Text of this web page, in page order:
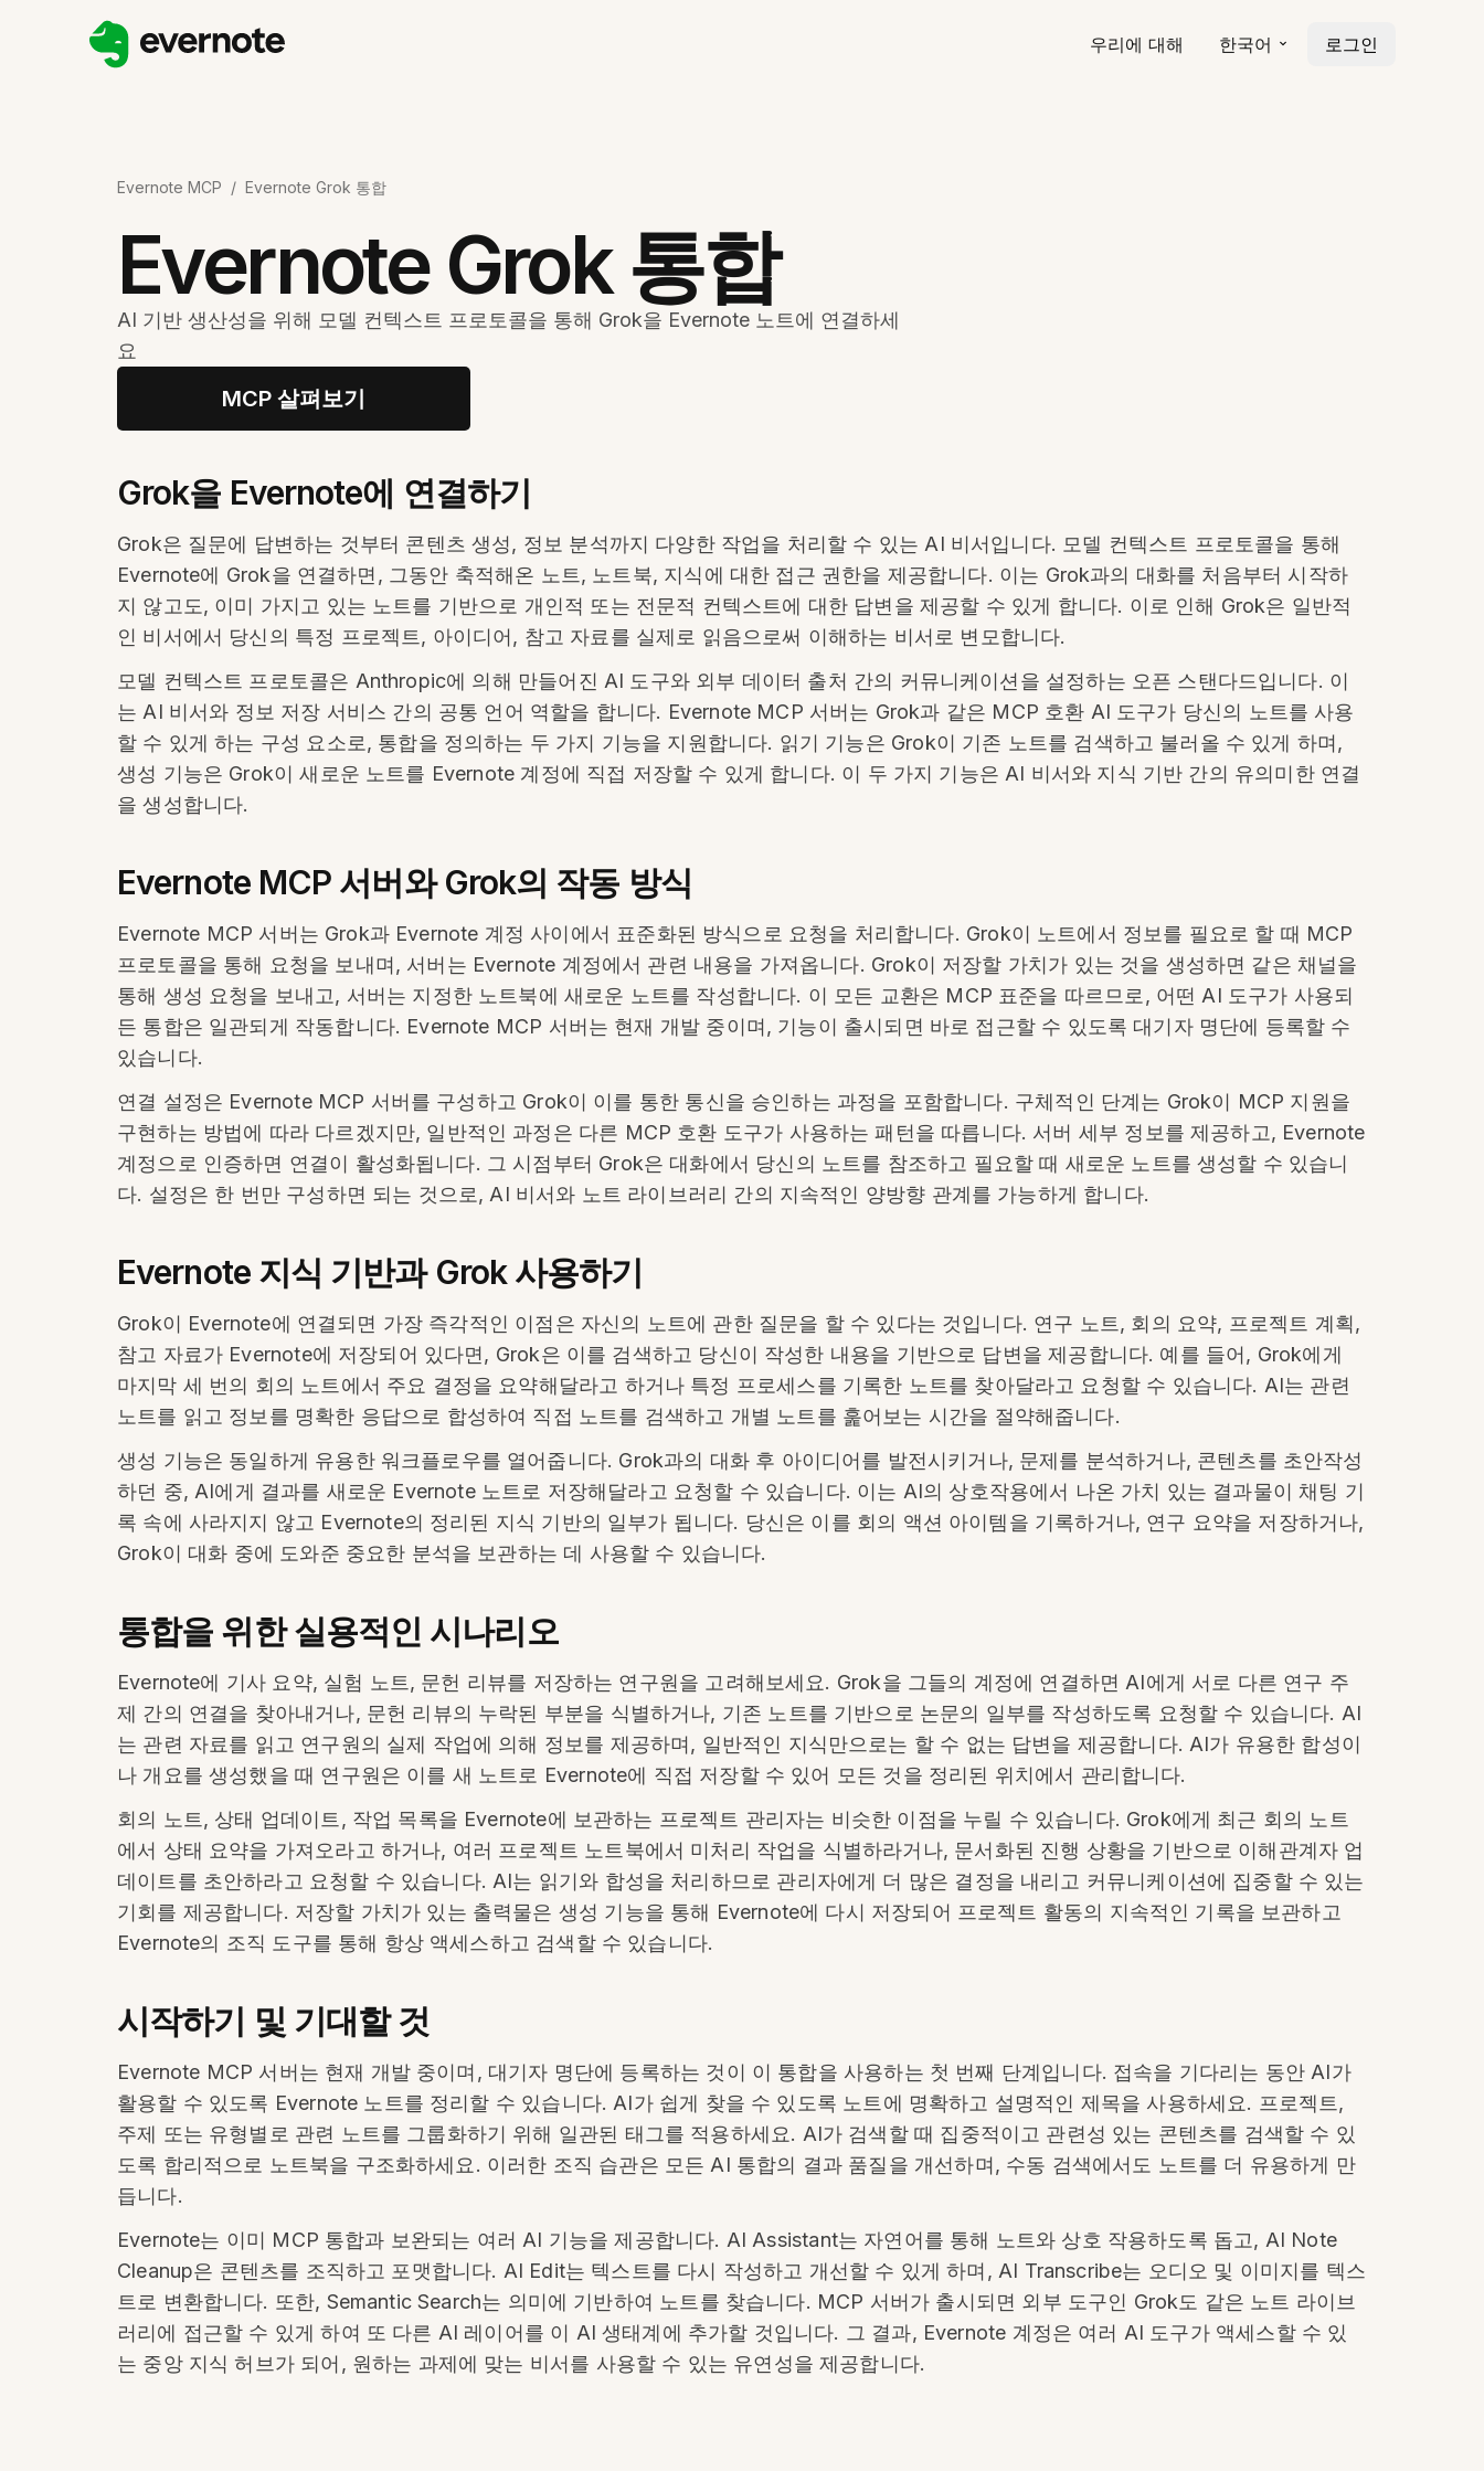
우리에 대해 한국어 로그인
Evernote MCP / Evernote Grok 통합
Evernote Grok 통합
AI 기반 생산성을 위해 모델 컨텍스트 프로토콜을 통해 Grok을 Evernote 노트에 연결하세
요
MCP 살펴보기
Grok을 Evernote에 연결하기
Grok은 질문에 답변하는 것부터 콘텐츠 생성, 정보 분석까지 다양한 작업을 처리할 수 있는 AI 비서입니다. 모델 컨텍스트 프로토콜을 통해
Evernote에 Grok을 연결하면, 그동안 축적해온 노트, 노트북, 지식에 대한 접근 권한을 제공합니다. 이는 Grok과의 대화를 처음부터 시작하
지 않고도, 이미 가지고 있는 노트를 기반으로 개인적 또는 전문적 컨텍스트에 대한 답변을 제공할 수 있게 합니다. 이로 인해 Grok은 일반적
인 비서에서 당신의 특정 프로젝트, 아이디어, 참고 자료를 실제로 읽음으로써 이해하는 비서로 변모합니다.
모델 컨텍스트 프로토콜은 Anthropic에 의해 만들어진 AI 도구와 외부 데이터 출처 간의 커뮤니케이션을 설정하는 오픈 스탠다드입니다. 이
는 AI 비서와 정보 저장 서비스 간의 공통 언어 역할을 합니다. Evernote MCP 서버는 Grok과 같은 MCP 호환 AI 도구가 당신의 노트를 사용
할 수 있게 하는 구성 요소로, 통합을 정의하는 두 가지 기능을 지원합니다. 읽기 기능은 Grok이 기존 노트를 검색하고 불러올 수 있게 하며,
생성 기능은 Grok이 새로운 노트를 Evernote 계정에 직접 저장할 수 있게 합니다. 이 두 가지 기능은 AI 비서와 지식 기반 간의 유의미한 연결
을 생성합니다.
Evernote MCP 서버와 Grok의 작동 방식
Evernote MCP 서버는 Grok과 Evernote 계정 사이에서 표준화된 방식으로 요청을 처리합니다. Grok이 노트에서 정보를 필요로 할 때 MCP
프로토콜을 통해 요청을 보내며, 서버는 Evernote 계정에서 관련 내용을 가져옵니다. Grok이 저장할 가치가 있는 것을 생성하면 같은 채널을
통해 생성 요청을 보내고, 서버는 지정한 노트북에 새로운 노트를 작성합니다. 이 모든 교환은 MCP 표준을 따르므로, 어떤 AI 도구가 사용되
든 통합은 일관되게 작동합니다. Evernote MCP 서버는 현재 개발 중이며, 기능이 출시되면 바로 접근할 수 있도록 대기자 명단에 등록할 수
있습니다.
연결 설정은 Evernote MCP 서버를 구성하고 Grok이 이를 통한 통신을 승인하는 과정을 포함합니다. 구체적인 단계는 Grok이 MCP 지원을
구현하는 방법에 따라 다르겠지만, 일반적인 과정은 다른 MCP 호환 도구가 사용하는 패턴을 따릅니다. 서버 세부 정보를 제공하고, Evernote
계정으로 인증하면 연결이 활성화됩니다. 그 시점부터 Grok은 대화에서 당신의 노트를 참조하고 필요할 때 새로운 노트를 생성할 수 있습니
다. 설정은 한 번만 구성하면 되는 것으로, AI 비서와 노트 라이브러리 간의 지속적인 양방향 관계를 가능하게 합니다.
Evernote 지식 기반과 Grok 사용하기
Grok이 Evernote에 연결되면 가장 즉각적인 이점은 자신의 노트에 관한 질문을 할 수 있다는 것입니다. 연구 노트, 회의 요약, 프로젝트 계획,
참고 자료가 Evernote에 저장되어 있다면, Grok은 이를 검색하고 당신이 작성한 내용을 기반으로 답변을 제공합니다. 예를 들어, Grok에게
마지막 세 번의 회의 노트에서 주요 결정을 요약해달라고 하거나 특정 프로세스를 기록한 노트를 찾아달라고 요청할 수 있습니다. AI는 관련
노트를 읽고 정보를 명확한 응답으로 합성하여 직접 노트를 검색하고 개별 노트를 훑어보는 시간을 절약해줍니다.
생성 기능은 동일하게 유용한 워크플로우를 열어줍니다. Grok과의 대화 후 아이디어를 발전시키거나, 문제를 분석하거나, 콘텐츠를 초안작성
하던 중, AI에게 결과를 새로운 Evernote 노트로 저장해달라고 요청할 수 있습니다. 이는 AI의 상호작용에서 나온 가치 있는 결과물이 채팅 기
록 속에 사라지지 않고 Evernote의 정리된 지식 기반의 일부가 됩니다. 당신은 이를 회의 액션 아이템을 기록하거나, 연구 요약을 저장하거나,
Grok이 대화 중에 도와준 중요한 분석을 보관하는 데 사용할 수 있습니다.
통합을 위한 실용적인 시나리오
Evernote에 기사 요약, 실험 노트, 문헌 리뷰를 저장하는 연구원을 고려해보세요. Grok을 그들의 계정에 연결하면 AI에게 서로 다른 연구 주
제 간의 연결을 찾아내거나, 문헌 리뷰의 누락된 부분을 식별하거나, 기존 노트를 기반으로 논문의 일부를 작성하도록 요청할 수 있습니다. AI
는 관련 자료를 읽고 연구원의 실제 작업에 의해 정보를 제공하며, 일반적인 지식만으로는 할 수 없는 답변을 제공합니다. AI가 유용한 합성이
나 개요를 생성했을 때 연구원은 이를 새 노트로 Evernote에 직접 저장할 수 있어 모든 것을 정리된 위치에서 관리합니다.
회의 노트, 상태 업데이트, 작업 목록을 Evernote에 보관하는 프로젝트 관리자는 비슷한 이점을 누릴 수 있습니다. Grok에게 최근 회의 노트
에서 상태 요약을 가져오라고 하거나, 여러 프로젝트 노트북에서 미처리 작업을 식별하라거나, 문서화된 진행 상황을 기반으로 이해관계자 업
데이트를 초안하라고 요청할 수 있습니다. AI는 읽기와 합성을 처리하므로 관리자에게 더 많은 결정을 내리고 커뮤니케이션에 집중할 수 있는
기회를 제공합니다. 저장할 가치가 있는 출력물은 생성 기능을 통해 Evernote에 다시 저장되어 프로젝트 활동의 지속적인 기록을 보관하고
Evernote의 조직 도구를 통해 항상 액세스하고 검색할 수 있습니다.
시작하기 및 기대할 것
Evernote MCP 서버는 현재 개발 중이며, 대기자 명단에 등록하는 것이 이 통합을 사용하는 첫 번째 단계입니다. 접속을 기다리는 동안 AI가
활용할 수 있도록 Evernote 노트를 정리할 수 있습니다. AI가 쉽게 찾을 수 있도록 노트에 명확하고 설명적인 제목을 사용하세요. 프로젝트,
주제 또는 유형별로 관련 노트를 그룹화하기 위해 일관된 태그를 적용하세요. AI가 검색할 때 집중적이고 관련성 있는 콘텐츠를 검색할 수 있
도록 합리적으로 노트북을 구조화하세요. 이러한 조직 습관은 모든 AI 통합의 결과 품질을 개선하며, 수동 검색에서도 노트를 더 유용하게 만
듭니다.
Evernote는 이미 MCP 통합과 보완되는 여러 AI 기능을 제공합니다. AI Assistant는 자연어를 통해 노트와 상호 작용하도록 돕고, AI Note
Cleanup은 콘텐츠를 조직하고 포맷합니다. AI Edit는 텍스트를 다시 작성하고 개선할 수 있게 하며, AI Transcribe는 오디오 및 이미지를 텍스
트로 변환합니다. 또한, Semantic Search는 의미에 기반하여 노트를 찾습니다. MCP 서버가 출시되면 외부 도구인 Grok도 같은 노트 라이브
러리에 접근할 수 있게 하여 또 다른 AI 레이어를 이 AI 생태계에 추가할 것입니다. 그 결과, Evernote 계정은 여러 AI 도구가 액세스할 수 있
는 중앙 지식 허브가 되어, 원하는 과제에 맞는 비서를 사용할 수 있는 유연성을 제공합니다.